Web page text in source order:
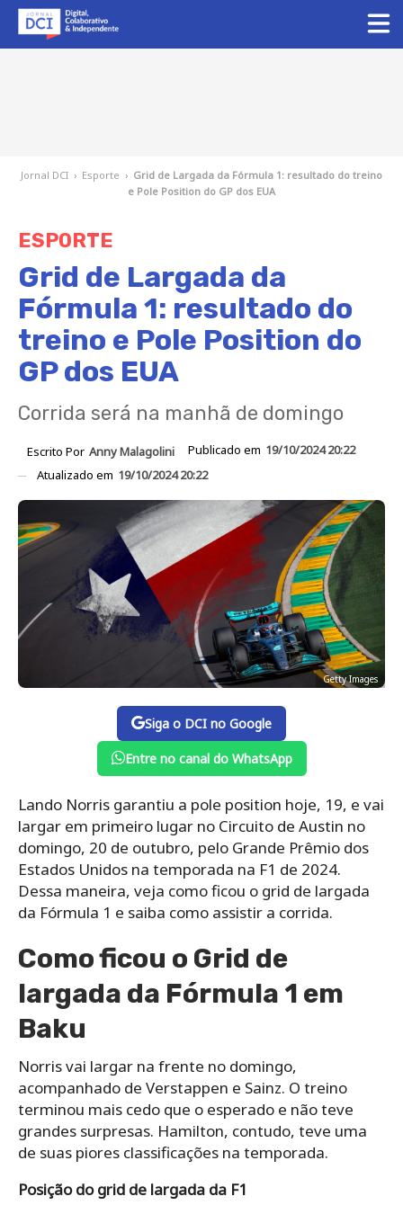
Jornal DCI › Esporte › Grid de Largada da Fórmula 1: resultado do treino
e Pole Position do GP dos EUA
ESPORTE
Grid de Largada da
Fórmula 1: resultado do
treino e Pole Position do
GP dos EUA
Corrida será na manhã de domingo
Escrito Por Anny Malagolini Publicado em 19/10/2024 20:22
Atualizado em 19/10/2024 20:22
Getty Images
Siga o DCI no Google
Entre no canal do WhatsApp
Lando Norris garantiu a pole position hoje, 19, e vai
largar em primeiro lugar no Circuito de Austin no
domingo, 20 de outubro, pelo Grande Prêmio dos
Estados Unidos na temporada na F1 de 2024.
Dessa maneira, veja como ficou o grid de largada
da Fórmula 1 e saiba como assistir a corrida.
Como ficou o Grid de
largada da Fórmula 1 em
Baku
Norris vai largar na frente no domingo,
acompanhado de Verstappen e Sainz. O treino
terminou mais cedo que o esperado e não teve
grandes surpresas. Hamilton, contudo, teve uma
de suas piores classificações na temporada.
Posição do grid de largada da F1